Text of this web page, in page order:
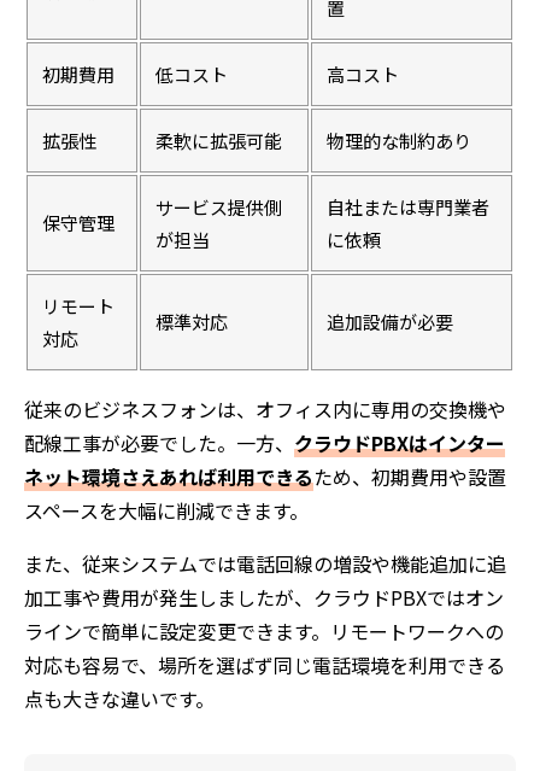
置
初期費用 低コスト 高コスト
拡張性 柔軟に拡張可能 物理的な制約あり
保守管理
サービス提供側
が担当
自社または専門業者
に依頼
リモート
対応
標準対応 追加設備が必要
従来のビジネスフォンは、オフィス内に専用の交換機や
配線工事が必要でした。一方、 クラウドPBXはインター
ネット環境さえあれば利用できるため、初期費用や設置
スペースを大幅に削減できます。
また、従来システムでは電話回線の増設や機能追加に追
加工事や費用が発生しましたが、クラウドPBXではオン
ラインで簡単に設定変更できます。リモートワークへの
対応も容易で、場所を選ばず同じ電話環境を利用できる
点も大きな違いです。